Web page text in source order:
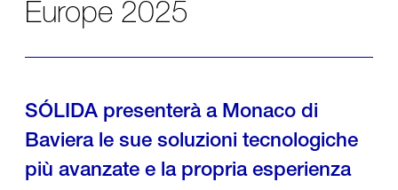
Europe 2025
SÓLIDA presenterà a Monaco di
Baviera le sue soluzioni tecnologiche
più avanzate e la propria esperienza